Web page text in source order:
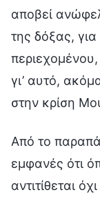
αποβεί
της δόξας, για
γι’ αυτό,
στην κρίση
Από το
εμφανές ότι
αντιτίθεται